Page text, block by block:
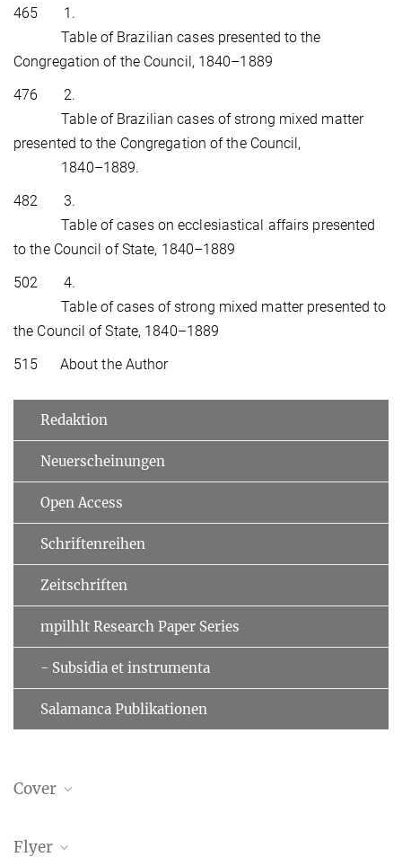
465 1.
Table of Brazilian cases presented to the
Congregation of the Council, 1840–1889
476 2.
Table of Brazilian cases of strong mixed matter
presented to the Congregation of the Council,
1840–1889.
482 3.
Table of cases on ecclesiastical affairs presented
to the Council of State, 1840–1889
502 4.
Table of cases of strong mixed matter presented to
the Council of State, 1840–1889
515 About the Author
Redaktion
Neuerscheinungen
Open Access
Schriftenreihen
Zeitschriften
mpilhlt Research Paper Series
- Subsidia et instrumenta
Salamanca Publikationen
Cover
Flyer